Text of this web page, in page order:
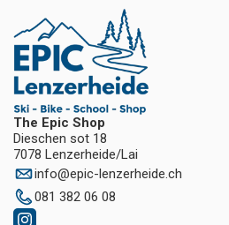
The Epic Shop
Dieschen sot 18
7078 Lenzerheide/Lai
info@epic-lenzerheide.ch
081 382 06 08